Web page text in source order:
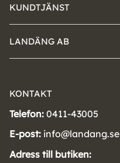
KUNDTJÄNST
LANDÄNG AB
KONTAKT
Telefon: 0411-43005
E-post: info@landang.se
Adress till butiken: